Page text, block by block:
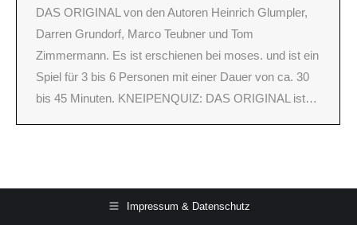
DAS ORIGINAL von den Autoren Heinrich Glumpler,
Darren Grundorf, Marco Teubner und Tom
Zimmermann. Es ist erschienen bei moses. und ist ein
Spiel für 3 bis 6 Personen mit einer Dauer von ca. 30
bis 45 Minuten. KNEIPENQUIZ: DAS ORIGINAL ist…
Impressum & Datenschutz